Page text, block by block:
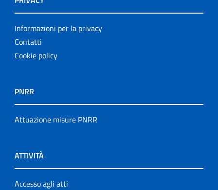
Informazioni per la privacy
Contatti
Cookie policy
PNRR
Attuazione misure PNRR
ATTIVITÀ
Accesso agli atti